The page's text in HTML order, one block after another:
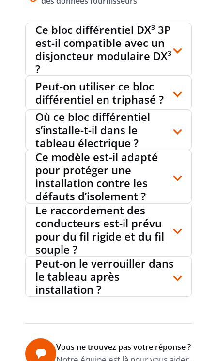
Ce bloc différentiel DX³ 3P
est-il compatible avec un
disjoncteur modulaire DX³
?
Peut-on utiliser ce bloc
différentiel en triphasé ?
Où ce bloc différentiel
s’installe-t-il dans le
tableau électrique ?
Ce modèle est-il adapté
pour protéger une
installation contre les
défauts d’isolement ?
Le raccordement des
conducteurs est-il prévu
pour du fil rigide et du fil
souple ?
Peut-on le verrouiller dans
le tableau après
installation ?
Vous ne trouvez pas votre réponse ?